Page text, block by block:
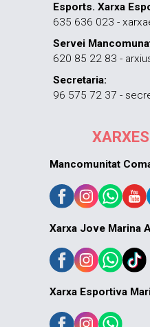
Esports. Xarxa
635 636 023 -
Servei
620 85 22 83 -
Secretaria:
96 575 72 37 -
Mancomunitat
Xarxa Jove Marina
Xarxa Esportiva